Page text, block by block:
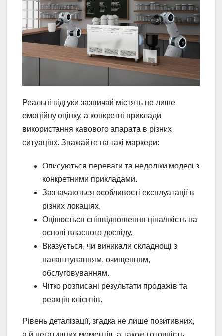
Реальні відгуки зазвичай містять не лише
емоційну оцінку, а конкретні приклади
використання кавового апарата в різних
ситуаціях. Зважайте на такі маркери:
Описуються переваги та недоліки моделі з
конкретними прикладами.
Зазначаються особливості експлуатації в
різних локаціях.
Оцінюється співвідношення ціна/якість на
основі власного досвіду.
Вказується, чи виникали складнощі з
налаштуванням, очищенням,
обслуговуванням.
Чітко розписані результати продажів та
реакція клієнтів.
Рівень деталізації, згадка не лише позитивних,
а й негативних моментів, а також готовність